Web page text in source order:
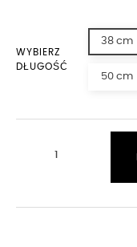
WYBIERZ
DŁUGOŚĆ
38 cm
50 cm